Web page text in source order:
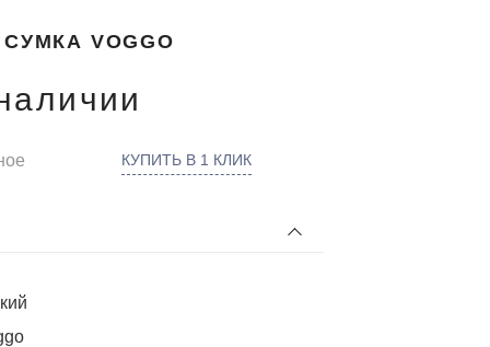
VOGGO
КУПИТЬ В 1 КЛИК